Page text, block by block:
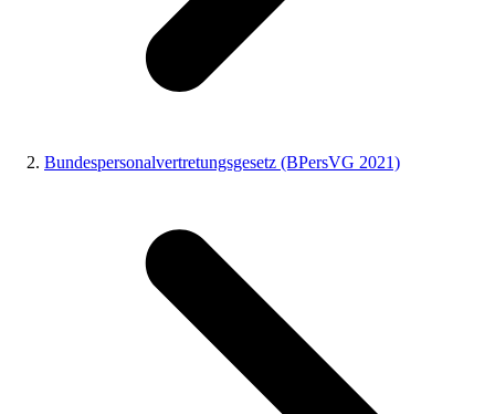
Bundespersonalvertretungsgesetz (BPersVG 2021)